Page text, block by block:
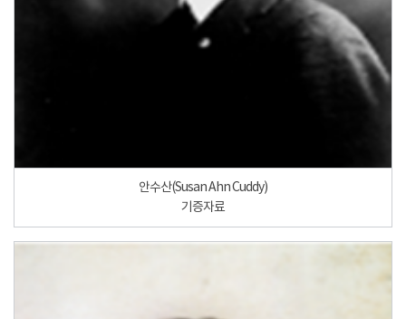
안수산(Susan Ahn Cuddy)
기증자료